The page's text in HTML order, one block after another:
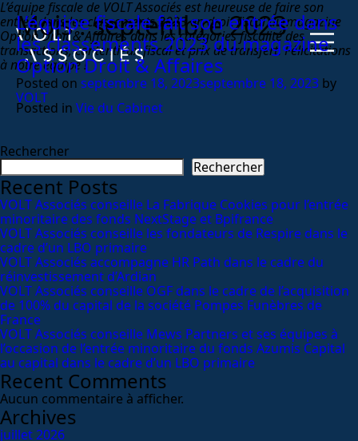
Mois :septembre 2023
L’équipe fiscale fait son entrée dans
les classements 2023 du magazine
Option Droit & Affaires
Posted on septembre 18, 2023septembre 18, 2023 by
VOLT
L’équipe fiscale de VOLT Associés est heureuse de faire son
entrée dans les classements 2023 en droit fiscal du magazine
Option Droit & Affaires dans les catégories fiscalité des
transactions, contentieux fiscal et prix de transfert. Félicitations
à notre équipe !
Posted in Vie du Cabinet
Rechercher
Rechercher
Recent Posts
VOLT Associés conseille La Fabrique Cookies pour l’entrée
minoritaire des fonds NextStage et Bpifrance
VOLT Associés conseille les fondateurs de Respire dans le
cadre d’un LBO primaire
VOLT Associés accompagne HR Path dans le cadre du
réinvestissement d’Ardian
VOLT Associés conseille OGF dans le cadre de l’acquisition
de 100% du capital de la société Pompes Funèbres de
France
VOLT Associés conseille Mews Partners et ses équipes à
l’occasion de l’entrée minoritaire du fonds Azumis Capital
au capital dans le cadre d’un LBO primaire
Recent Comments
Aucun commentaire à afficher.
Archives
juillet 2026